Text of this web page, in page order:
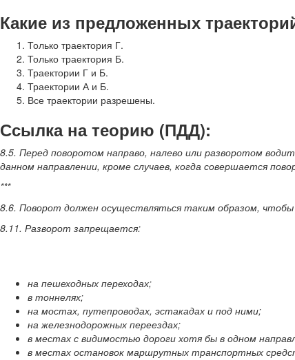
Какие из предложенных
Только траектория Г.
Только траектория Б.
Траектории Г и Б.
Траектории А и Б.
Все траектории разрешены.
Ссылка на теорию (ПДД):
8.5. Перед поворотом направо, налево или разворотом
данном направлении, кроме случаев, когда совершается
***
8.6. Поворот должен осуществляться таким образом, чтобы
8.11. Разворот запрещается:
на пешеходных переходах;
в тоннелях;
на мостах, путепроводах, эстакадах и под ними;
на железнодорожных переездах;
в местах с видимостью дороги хотя бы в одном
в местах остановок маршрутных транспортных